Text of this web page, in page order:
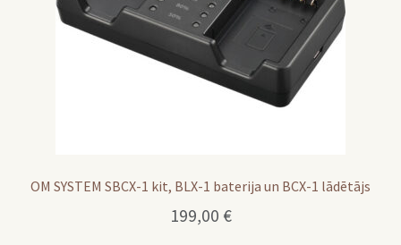
OM SYSTEM SBCX-1 kit, BLX-1 baterija un BCX-1 lādētājs
199,00 €